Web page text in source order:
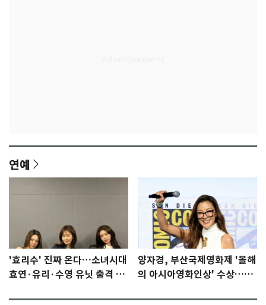
연예
'효리수' 진짜 온다…소녀시대
효연·유리·수영 유닛 출격 [N
양자경, 부산국제영화제 '올해
의 아시아영화인상' 수상…15